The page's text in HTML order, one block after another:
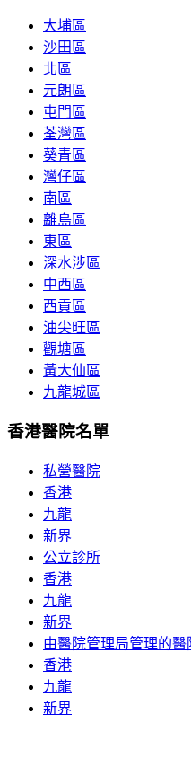
大埔區
沙田區
北區
元朗區
屯門區
荃灣區
葵青區
灣仔區
南區
離島區
東區
深水涉區
中西區
西貢區
油尖旺區
觀塘區
黃大仙區
九龍城區
香港醫院名單
私營醫院
香港
九龍
新界
公立診所
香港
九龍
新界
由醫院管理局管理的醫
香港
九龍
新界